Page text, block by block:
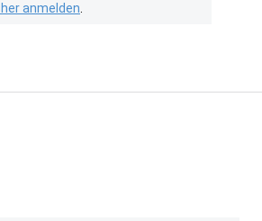
anmelden